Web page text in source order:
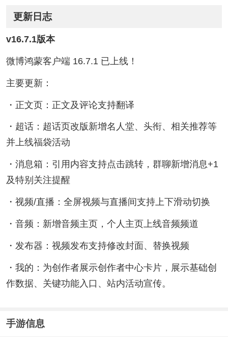
更新日志
v16.7.1版本
微博鸿蒙客户端 16.7.1 已上线！
主要更新：
・正文页：正文及评论支持翻译
・超话：超话页改版新增名人堂、头衔、相关推荐等
并上线福袋活动
・消息箱：引用内容支持点击跳转，群聊新增消息+1
及特别关注提醒
・视频/直播：全屏视频与直播间支持上下滑动切换
・音频：新增音频主页，个人主页上线音频频道
・发布器：视频发布支持修改封面、替换视频
・我的：为创作者展示创作者中心卡片，展示基础创
作数据、关键功能入口、站内活动宣传。
手游信息